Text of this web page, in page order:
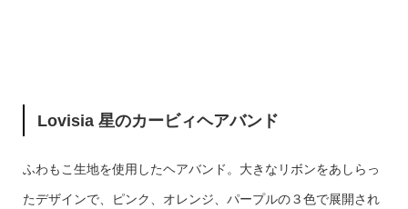
Lovisia 星のカービィヘアバンド
ふわもこ生地を使用したヘアバンド。大きなリボンをあしらっ
たデザインで、ピンク、オレンジ、パープルの３色で展開され